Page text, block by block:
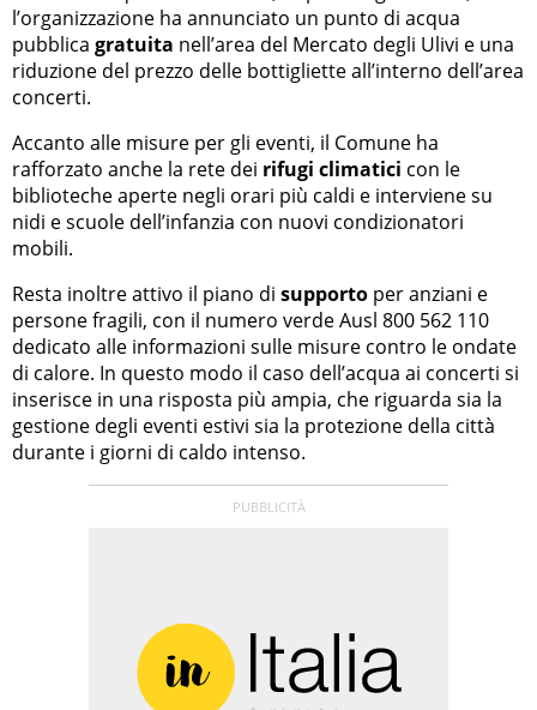
l’organizzazione ha annunciato un punto di acqua
pubblica gratuita nell’area del Mercato degli Ulivi e una
riduzione del prezzo delle bottigliette all’interno dell’area
concerti.
Accanto alle misure per gli eventi, il Comune ha
rafforzato anche la rete dei rifugi climatici con le
biblioteche aperte negli orari più caldi e interviene su
nidi e scuole dell’infanzia con nuovi condizionatori
mobili.
Resta inoltre attivo il piano di supporto per anziani e
persone fragili, con il numero verde Ausl 800 562 110
dedicato alle informazioni sulle misure contro le ondate
di calore. In questo modo il caso dell’acqua ai concerti si
inserisce in una risposta più ampia, che riguarda sia la
gestione degli eventi estivi sia la protezione della città
durante i giorni di caldo intenso.